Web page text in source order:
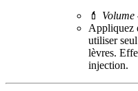
💄
Appliquez
utiliser
lèvres.
injection.